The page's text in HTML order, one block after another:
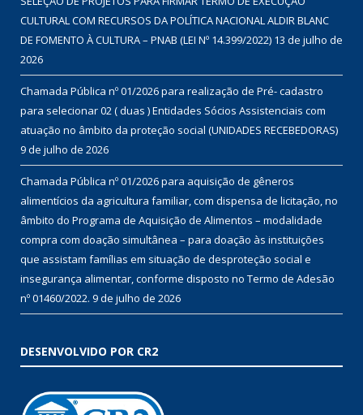
CULTURAL COM RECURSOS DA POLÍTICA NACIONAL ALDIR BLANC
DE FOMENTO À CULTURA – PNAB (LEI Nº 14.399/2022) 13 de julho de
2026
Chamada Pública nº 01/2026 para realização de Pré- cadastro
para selecionar 02 ( duas ) Entidades Sócios Assistenciais com
atuação no âmbito da proteção social (UNIDADES RECEBEDORAS)
9 de julho de 2026
Chamada Pública nº 01/2026 para aquisição de gêneros
alimentícios da agricultura familiar, com dispensa de licitação, no
âmbito do Programa de Aquisição de Alimentos – modalidade
compra com doação simultânea – para doação às instituições
que assistam famílias em situação de desproteção social e
insegurança alimentar, conforme disposto no Termo de Adesão
nº 01460/2022. 9 de julho de 2026
DESENVOLVIDO POR CR2